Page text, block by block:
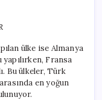
ülke ise Almanya
yapılırken, Fransa
Bu ülkeler, Türk
en yoğun